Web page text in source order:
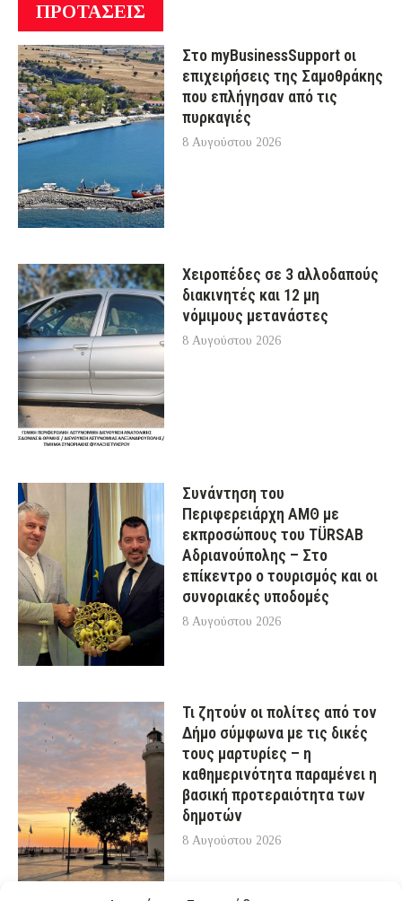
ΠΡΟΤΑΣΕΙΣ
Στο myBusinessSupport οι
επιχειρήσεις της Σαμοθράκης
που επλήγησαν από τις
πυρκαγιές
8 Αυγούστου 2026
Χειροπέδες σε 3 αλλοδαπούς
διακινητές και 12 μη
νόμιμους μετανάστες
8 Αυγούστου 2026
Συνάντηση του
Περιφερειάρχη ΑΜΘ με
εκπροσώπους του TÜRSAB
Αδριανούπολης – Στο
επίκεντρο ο τουρισμός και οι
συνοριακές υποδομές
8 Αυγούστου 2026
Τι ζητούν οι πολίτες από τον
Δήμο σύμφωνα με τις δικές
τους μαρτυρίες – η
καθημερινότητα παραμένει η
βασική προτεραιότητα των
δημοτών
8 Αυγούστου 2026